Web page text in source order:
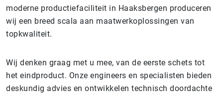
moderne productiefaciliteit in Haaksbergen produceren
wij een breed scala aan maatwerkoplossingen van
topkwaliteit.
Wij denken graag met u mee, van de eerste schets tot
het eindproduct. Onze engineers en specialisten bieden
deskundig advies en ontwikkelen technisch doordachte